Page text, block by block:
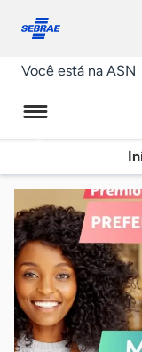
conosco
Você está na ASN